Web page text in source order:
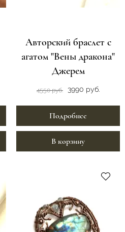
Авторский браслет с
агатом "Вены дракона"
Джерем
4550 руб. 3990 руб.
Подробнее
В корзину